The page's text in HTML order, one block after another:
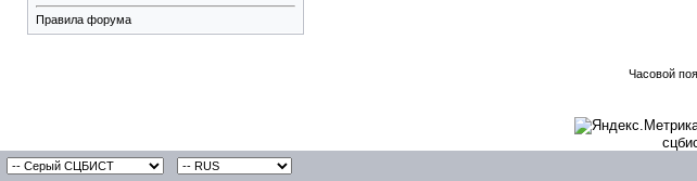
Правила форума
Часовой